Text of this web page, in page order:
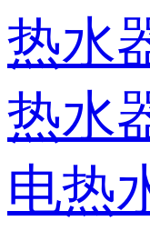
热水
热水
电热